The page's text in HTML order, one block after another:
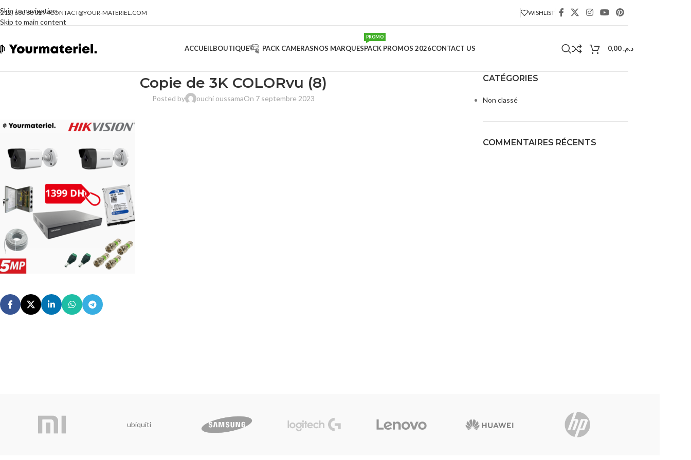
Skip to navigation
Skip to main content
660 68 01 74CONTACT@YOUR-MATERIEL.COM WISHLIST
ACCUEILBOUTIQUE PACK CAMERASNOS MARQUESPACK PROMOS 2026
PROMO
CONTACT US د.م.
Copie de 3K COLORvu (8)
Posted by ouchi oussamaOn 7 septembre 2023
CATÉGORIES
Non classé
COMMENTAIRES RÉCENTS
ubiquiti